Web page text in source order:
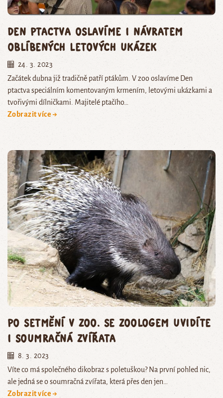
Den ptactva oslavíme i návratem
oblíbených letových ukázek
24. 3. 2023
Začátek dubna již tradičně patří ptákům. V zoo oslavíme Den
ptactva speciálním komentovaným krmením, letovými ukázkami a
tvořivými dílničkami. Majitelé ptačího…
Zobrazit více →
Po setmění v zoo. Se zoologem uvidíte
i soumračná zvířata
8. 3. 2023
Víte co má společného dikobraz s poletuškou? Na první pohled nic,
ale jedná se o soumračná zvířata, která přes den jen…
Zobrazit více →